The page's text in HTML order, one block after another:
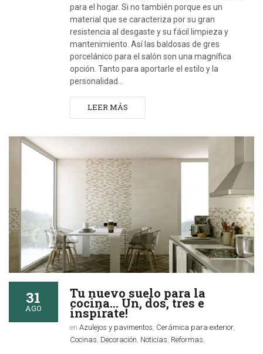
para el hogar. Si no también porque es un
material que se caracteriza por su gran
resistencia al desgaste y su fácil limpieza y
mantenimiento. Así las baldosas de gres
porcelánico para el salón son una magnífica
opción. Tanto para aportarle el estilo y la
personalidad…
LEER MÁS
31
AGO
Tu nuevo suelo para la
cocina… Un, dos, tres e
inspírate!
en Azulejos y pavimentos Cerámica para exterior,
Cocinas Decoración Noticias Reformas